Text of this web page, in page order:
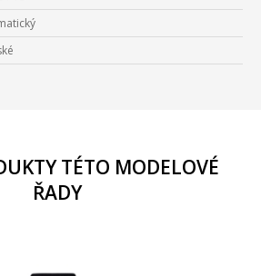
TÉTO MODELOVÉ
ŘADY